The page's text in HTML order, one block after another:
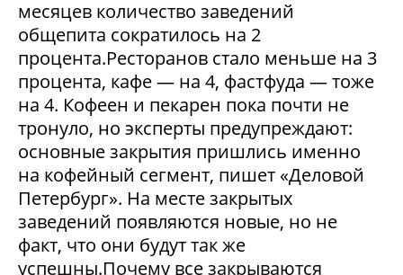
месяцев количество заведений
общепита сократилось на 2
процента.Ресторанов стало меньше на 3
процента, кафе — на 4, фастфуда — тоже
на 4. Кофеен и пекарен пока почти не
тронуло, но эксперты предупреждают:
основные закрытия пришлись именно
на кофейный сегмент, пишет «Деловой
Петербург». На месте закрытых
заведений появляются новые, но не
факт, что они будут так же
успешны.Почему все закрываются